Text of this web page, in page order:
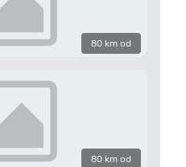
80 km od
80 km od